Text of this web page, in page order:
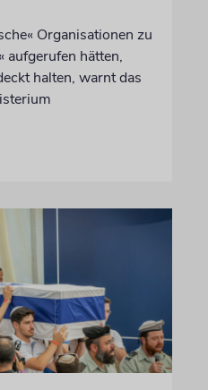
Organisationen zu
aufgerufen hätten,
halten, warnt das